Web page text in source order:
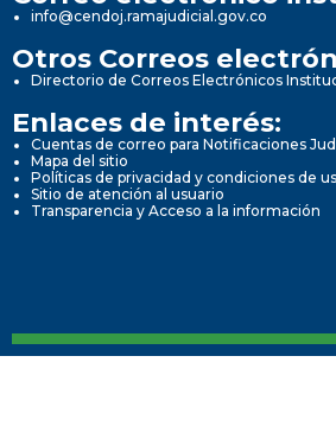
info@cendoj.ramajudicial.gov.co
Otros Correos
Directorio de Correos Electrónicos
Enlaces de interés:
Cuentas de correo para Notificaciones
Mapa del sitio
Políticas de privacidad y condiciones de
Sitio de atención al usuario
Transparencia y Acceso a la información